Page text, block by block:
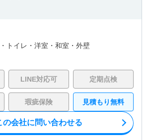
トイレ・ 洋室・ 和室・ 外壁
LINE対応可 定期点検
瑕疵保険 見積もり無料
の会社に問い合わせる